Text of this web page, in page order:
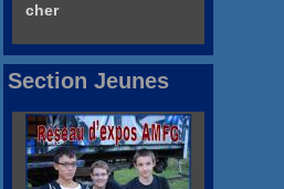
cher
Section Jeunes